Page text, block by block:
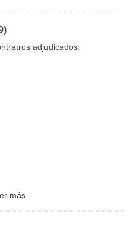
adjudicados.
más